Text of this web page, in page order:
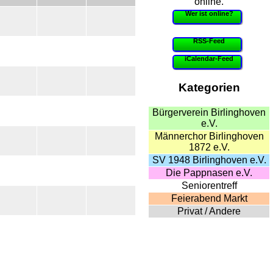
Wer ist online?
RSS-Feed
iCalendar-Feed
Kategorien
Bürgerverein Birlinghoven
e.V.
Männerchor Birlinghoven
1872 e.V.
SV 1948 Birlinghoven e.V.
Die Pappnasen e.V.
Seniorentreff
Feierabend Markt
Privat / Andere